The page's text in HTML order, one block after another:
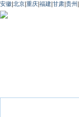
安徽 北京 重庆 福建 甘肃 贵州